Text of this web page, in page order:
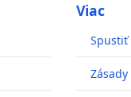
Viac